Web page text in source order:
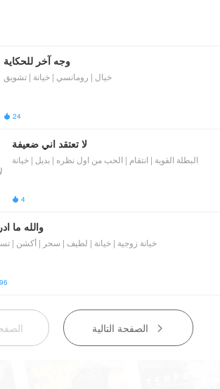
وجه آخر للحكاية
خيال | رومانسي | خيانة | تشويق
 24
لا تعتقد اني ضعيفة
البطلة القوية | انتقام | الحب من اول نظره | بديل | خيانة
 4
والله ما
خيانة زوجية | خيانة | لطيف | سحر | أكشن |
96
